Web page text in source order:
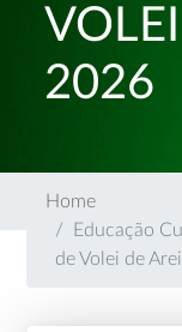
2026
Home
Educação
de Volei de